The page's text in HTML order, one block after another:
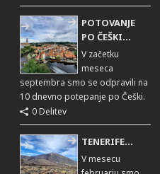
POTOVANJE
PO ČEŠKI...
V začetku
meseca
septembra smo se odpravili na
10 dnevno potepanje po Češki.
0 Delitev
TENERIFE...
V mesecu